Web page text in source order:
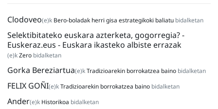
Clodoveo(e)k Bero-boladak herri gisa estrategikoki baliatu bidalketan
Selektibitateko euskara azterketa, gogorregia? -
Euskeraz.eus - Euskara ikasteko albiste errazak
(e)kZero bidalketan
Gorka Bereziartua(e)kTradizioarekin borrokatzea baino bidalketan
FELIX GOÑI(e)kTradizioarekin borrokatzea baino bidalketan
Ander(e)k Historikoa bidalketan